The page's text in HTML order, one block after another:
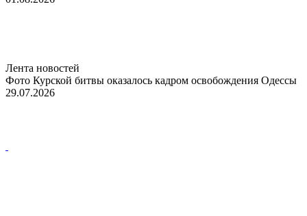
Лента новостей
Фото Курской битвы оказалось кадром освобождения Одессы
29.07.2026